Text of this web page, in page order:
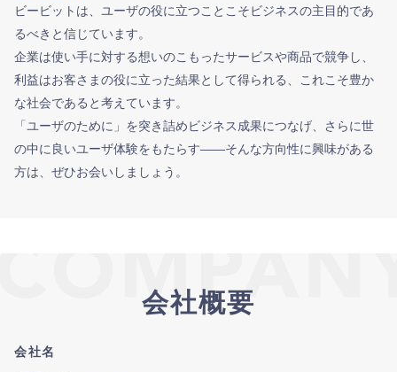
ビービットは、ユーザの役に立つことこそビジネスの主目的であ
るべきと信じています。
企業は使い手に対する想いのこもったサービスや商品で競争し、
利益はお客さまの役に立った結果として得られる、これこそ豊か
な社会であると考えています。
「ユーザのために」を突き詰めビジネス成果につなげ、さらに世
の中に良いユーザ体験をもたらす――そんな方向性に興味がある
方は、ぜひお会いしましょう。
会社概要
会社名